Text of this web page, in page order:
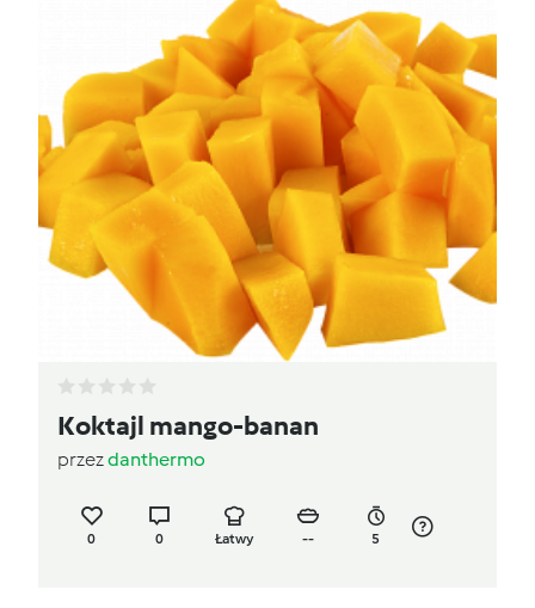
Koktajl mango-banan
przezdanthermo
0 0 Łatwy -- 5